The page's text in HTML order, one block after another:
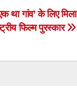
था गांव’ के लिए मिला
फिल्म पुरस्कार